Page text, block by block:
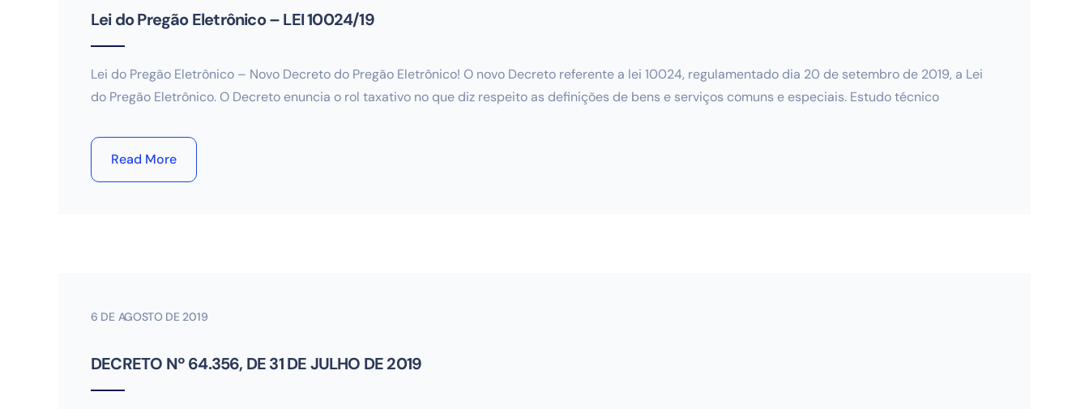
Lei do Pregão Eletrônico – LEI 10024/19
Lei do Pregão Eletrônico – Novo Decreto do Pregão Eletrônico! O novo Decreto referente a lei 10024, regulamentado dia 20 de setembro de 2019, a Lei
do Pregão Eletrônico. O Decreto enuncia o rol taxativo no que diz respeito as definições de bens e serviços comuns e especiais. Estudo técnico
Read More
6 DE AGOSTO DE 2019
DECRETO Nº 64.356, DE 31 DE JULHO DE 2019